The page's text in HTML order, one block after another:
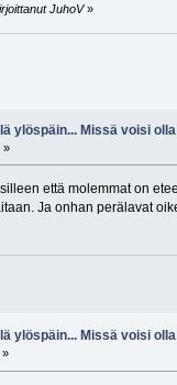
JuhoV»
ylöspäin... Missä voisi
»
että molemmat on
Ja onhan perälavat
ylöspäin... Missä voisi
»